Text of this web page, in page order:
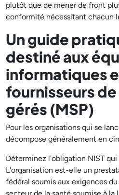
plutôt que de mener de front
conformité nécessitant chacun
Un guide
destiné aux
informatiques
fournisseurs
gérés (MSP)
Pour les organisations qui se
décompose généralement en
Déterminez l'obligation NIST
L'organisation est-elle un
fédéral soumis aux exigences